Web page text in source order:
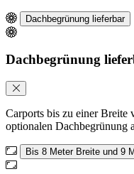
Dachbegrünung lieferbar
Dachbegrünung
Carports bis zu einer Breite
optionalen Dachbegrünung
Bis 8 Meter Breite und 9